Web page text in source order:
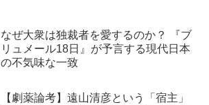
なぜ大衆は独裁者を愛するのか？ 『ブ
リュメール18日』が予言する現代日本
の不気味な一致
【劇薬論考】遠山清彦という「宿主」